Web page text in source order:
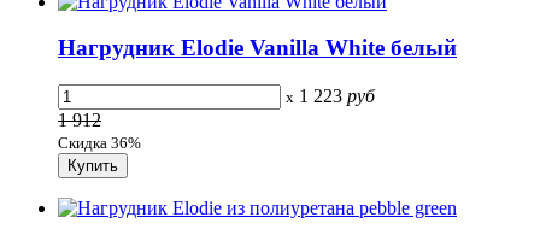
Нагрудник Elodie Vanilla White белый
x 1 223 руб
1 912
Скидка 36%